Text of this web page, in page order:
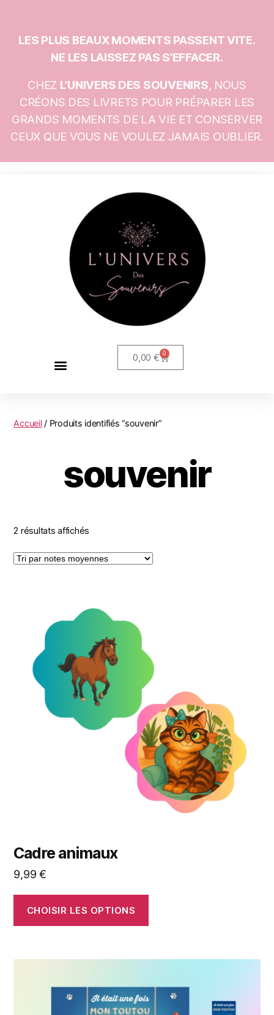
LES PLUS BEAUX MOMENTS PASSENT VITE.
NE LES LAISSEZ PAS S’EFFACER.
CHEZ L’UNIVERS DES SOUVENIRS, NOUS
CRÉONS DES LIVRETS POUR PRÉPARER LES
GRANDS MOMENTS DE LA VIE ET CONSERVER
CEUX QUE VOUS NE VOULEZ JAMAIS OUBLIER.
0,00 € 0
Accueil/ Produits identifiés “souvenir”
souvenir
2 résultats affichés
Cadre animaux
9,99€
CHOISIR LES OPTIONS